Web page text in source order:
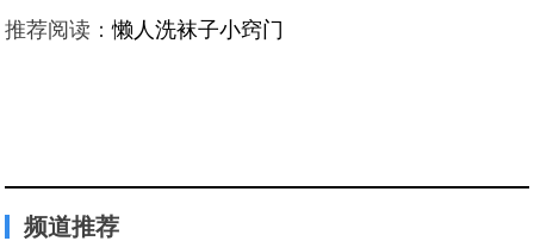
推荐阅读：懒人洗袜子小窍门
频道推荐